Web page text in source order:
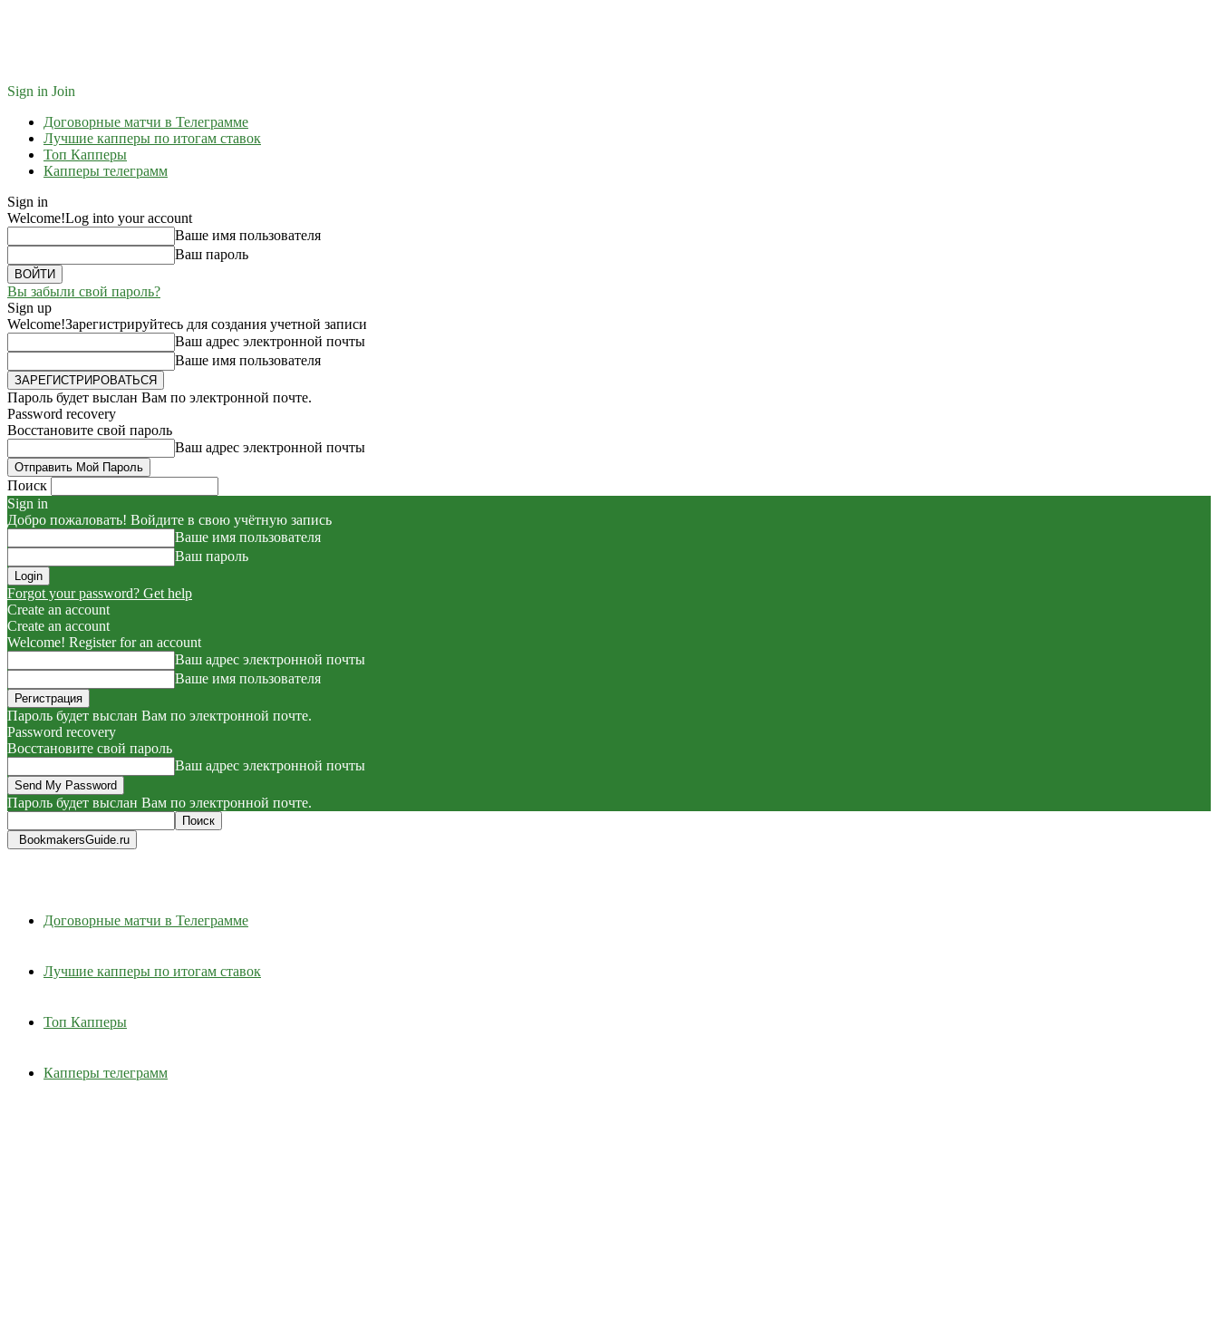
Sign in Join
Договорные матчи в Телеграмме
Лучшие капперы по итогам ставок
Топ Капперы
Капперы телеграмм
Sign in
Welcome!Log into your account
Ваше имя пользователя
Ваш пароль
Вы забыли свой пароль?
Sign up
Welcome!Зарегистрируйтесь для создания учетной записи
Ваш адрес электронной почты
Ваше имя пользователя
Пароль будет выслан Вам по электронной почте.
Password recovery
Восстановите свой пароль
Ваш адрес электронной почты
Поиск
Sign in
Добро пожаловать! Войдите в свою учётную запись
Ваше имя пользователя
Ваш пароль
Forgot your password? Get help
Create an account
Create an account
Welcome! Register for an account
Ваш адрес электронной почты
Ваше имя пользователя
Пароль будет выслан Вам по электронной почте.
Password recovery
Восстановите свой пароль
Ваш адрес электронной почты
Пароль будет выслан Вам по электронной почте.
BookmakersGuide.ru
Договорные матчи в Телеграмме
Лучшие капперы по итогам ставок
Топ Капперы
Капперы телеграмм